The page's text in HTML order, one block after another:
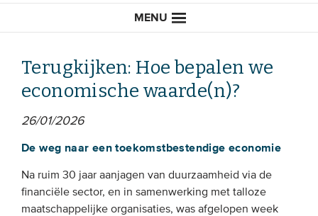
MENU
HOME
ACTUEEL
Nieuws
Opinie
Terugkijken: Hoe bepalen we
economische waarde(n)?
26/01/2026
De weg naar een toekomstbestendige economie
Na ruim 30 jaar aanjagen van duurzaamheid via de
financiële sector, en in samenwerking met talloze
maatschappelijke organisaties, was afgelopen week